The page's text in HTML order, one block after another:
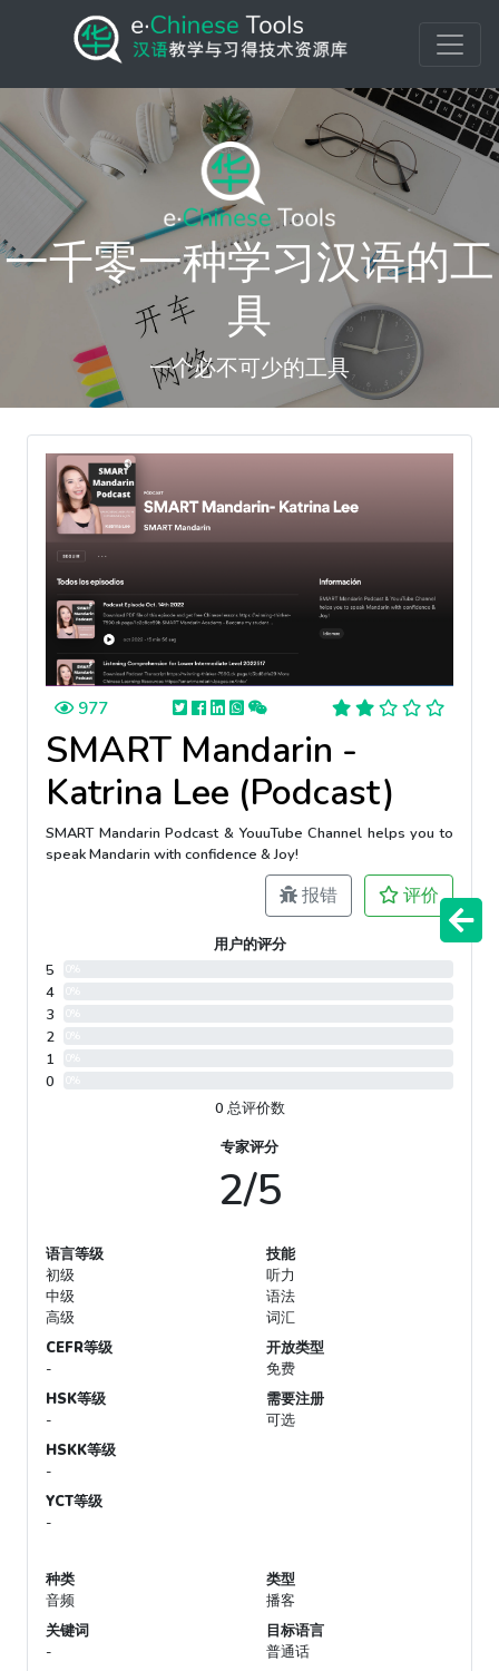
一千零一种学习汉语的工
具
一个必不可少的工具
977
SMART Mandarin -
Katrina Lee (Podcast)
SMART Mandarin Podcast & YouuTube Channel helps you to
speak Mandarin with confidence & Joy!
报错 评价
用户的评分
5
4
3
2
1
0
0 总评价数
专家评分
2/5
语言等级
初级
中级
高级
CEFR等级
-
HSK等级
-
HSKK等级
-
YCT等级
-
技能
听力
语法
词汇
开放类型
免费
需要注册
可选
种类
音频
关键词
-
类型
播客
目标语言
普通话